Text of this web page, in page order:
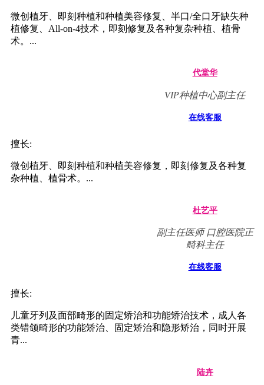
微创植牙、即刻种植和种植美容修复、半口/全口牙缺失种
植修复、All-on-4技术，即刻修复及各种复杂种植、植骨
术。...
代堂华
VIP种植中心副主任
在线客服
擅长:
微创植牙、即刻种植和种植美容修复，即刻修复及各种复
杂种植、植骨术。...
杜艺平
副主任医师 口腔医院正
畸科主任
在线客服
擅长:
儿童牙列及面部畸形的固定矫治和功能矫治技术，成人各
类错颌畸形的功能矫治、固定矫治和隐形矫治，同时开展
青...
陆卉